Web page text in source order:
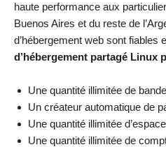
haute performance aux
Buenos Aires et du reste de
d’hébergement web sont fiables
d’hébergement partagé Linux
Une quantité illimitée de
Un créateur automatique de
Une quantité illimitée
Une quantité illimitée de